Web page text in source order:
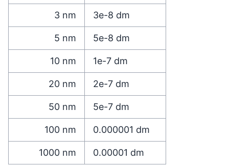
3 nm 3e-8 dm
5 nm 5e-8 dm
10 nm 1e-7 dm
20 nm 2e-7 dm
50 nm 5e-7 dm
100 nm 0.000001 dm
1000 nm 0.00001 dm